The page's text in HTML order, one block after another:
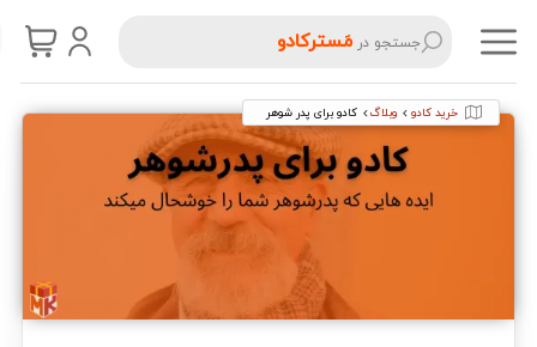
جستجو درمَسترکادو
خرید کادو وبلاگ کادو برای پدر شوهر